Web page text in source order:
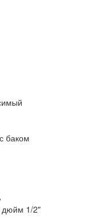
с баком
дюйм 1/2"